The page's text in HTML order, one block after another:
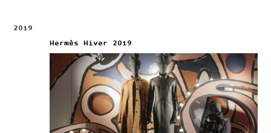
2019
Hermès Hiver 2019